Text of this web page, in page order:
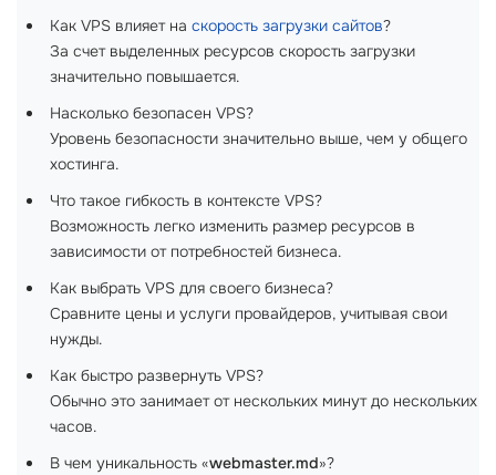
Как VPS влияет на скорость загрузки сайтов?
За счет выделенных ресурсов скорость загрузки
значительно повышается.
Насколько безопасен VPS?
Уровень безопасности значительно выше, чем у общего
хостинга.
Что такое гибкость в контексте VPS?
Возможность легко изменить размер ресурсов в
зависимости от потребностей бизнеса.
Как выбрать VPS для своего бизнеса?
Сравните цены и услуги провайдеров, учитывая свои
нужды.
Как быстро развернуть VPS?
Обычно это занимает от нескольких минут до нескольких
часов.
В чем уникальность «webmaster.md»?